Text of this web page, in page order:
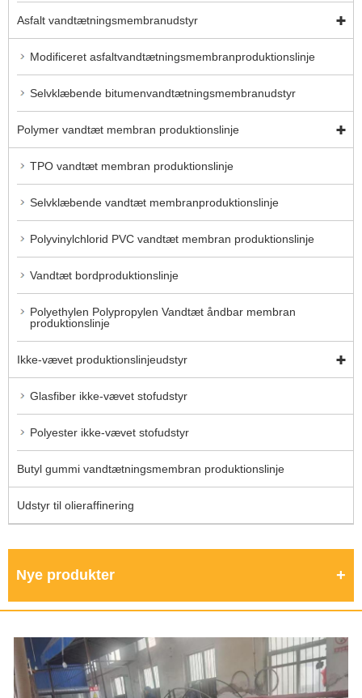
Asfalt vandtætningsmembranudstyr
Modificeret asfaltvandtætningsmembranproduktionslinje
Selvklæbende bitumenvandtætningsmembranudstyr
Polymer vandtæt membran produktionslinje
TPO vandtæt membran produktionslinje
Selvklæbende vandtæt membranproduktionslinje
Polyvinylchlorid PVC vandtæt membran produktionslinje
Vandtæt bordproduktionslinje
Polyethylen Polypropylen Vandtæt åndbar membran
produktionslinje
Ikke-vævet produktionslinjeudstyr
Glasfiber ikke-vævet stofudstyr
Polyester ikke-vævet stofudstyr
Butyl gummi vandtætningsmembran produktionslinje
Udstyr til olieraffinering
Nye produkter